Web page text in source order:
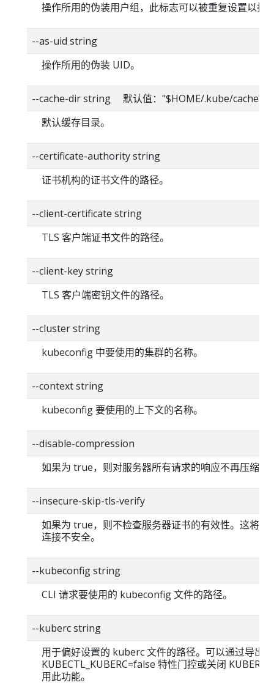
操作所用的伪装用户组，此标志可以被重复设置以指
--as-uid string
操作所用的伪装 UID。
--cache-dir string 默认值："$HOME/.kube/cache"
默认缓存目录。
--certificate-authority string
证书机构的证书文件的路径。
--client-certificate string
TLS 客户端证书文件的路径。
--client-key string
TLS 客户端密钥文件的路径。
--cluster string
kubeconfig 中要使用的集群的名称。
--context string
kubeconfig 要使用的上下文的名称。
--disable-compression
如果为 true，则对服务器所有请求的响应不再压缩。
--insecure-skip-tls-verify
如果为 true，则不检查服务器证书的有效性。这将使
连接不安全。
--kubeconfig string
CLI 请求要使用的 kubeconfig 文件的路径。
--kuberc string
用于偏好设置的 kuberc 文件的路径。可以通过导出
KUBECTL_KUBERC=false 特性门控或关闭
用此功能。